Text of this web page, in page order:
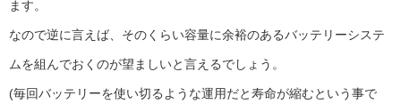
ます。
なので逆に言えば、そのくらい容量に余裕のあるバッテリーシステ
ムを組んでおくのが望ましいと言えるでしょう。
(毎回バッテリーを使い切るような運用だと寿命が縮むという事で